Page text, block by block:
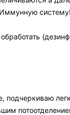
систему!